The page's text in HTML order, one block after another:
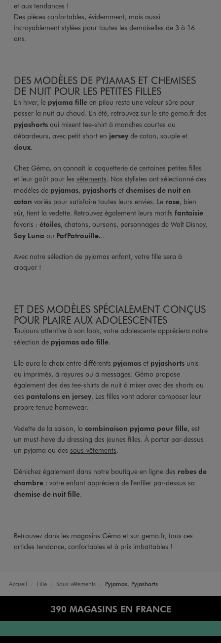
et aux tendances !
Des pièces confortables, évidemment, mais aussi
incroyablement stylées pour toutes les demoiselles de 3 à 16
ans.
DES MODÈLES DE PYJAMAS ET CHEMISES
DE NUIT POUR LES PETITES FILLES
En hiver, le pyjama filleen pilou reste une valeur sûre pour
passer la nuit au chaud. En été, retrouvez sur le site gemo.fr des
pyjashortsqui mixent tee-shirt à manches courtes ou
débardeurs, avec petit short en jerseyde coton, souple et
doux.
Chez Gémo, on connaît la coquetterie de certaines petites filles
et leur goût pour les vêtements. Nos stylistes ont sélectionné des
modèles de pyjamas, pyjashortset chemises de nuit en
coton variés pour satisfaire toutes leurs envies. Le rose, bien
sûr, tient la vedette. Retrouvez également leurs motifs fantaisie
favoris : étoiles, chatons, oursons, personnages de Walt Disney,
Soy Luna ou Pat'Patrouille...
Avec notre sélection de pyjamas enfant, votre fille sera à
croquer !
ET DES MODÈLES SPÉCIALEMENT CONÇUS
POUR PLAIRE AUX ADOLESCENTES
Toujours attentive à son look, votre adolescente appréciera notre
sélection de pyjamas ado fille.
Elle aura le choix entre différents pyjamaset pyjashortsunis
ou imprimés, à rayures ou à messages. Gémo propose
également des des tee-shirts de nuit à mixer avec des shorts ou
des pantalons en jersey. Les filles vont adorer composer leur
propre tenue homewear.
Vedette de la saison, la combinaison pyjama pour fille, est
un must-have du dressing des jeunes filles. À porter par-dessus
un pyjama ou des sous-vêtements.
Dénichez également dans notre boutique en ligne des robes de
chambre: votre enfant appréciera de l'enfiler par-dessus sa
chemise de nuit fille.
Retrouvez dans les magasins Gémo et sur gemo.fr, tous ces
articles tendance, confortables et à prix imbattables !
Accueil Fille Sous-vêtements Pyjamas, Pyjashorts
390 MAGASINS EN FRANCE